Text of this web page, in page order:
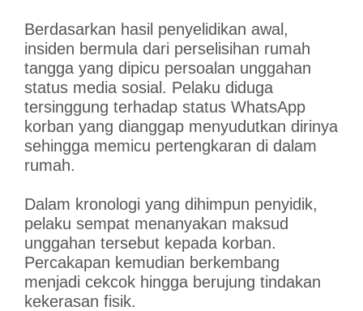
Berdasarkan hasil penyelidikan awal,
insiden bermula dari perselisihan rumah
tangga yang dipicu persoalan unggahan
status media sosial. Pelaku diduga
tersinggung terhadap status WhatsApp
korban yang dianggap menyudutkan dirinya
sehingga memicu pertengkaran di dalam
rumah.
Dalam kronologi yang dihimpun penyidik,
pelaku sempat menanyakan maksud
unggahan tersebut kepada korban.
Percakapan kemudian berkembang
menjadi cekcok hingga berujung tindakan
kekerasan fisik.